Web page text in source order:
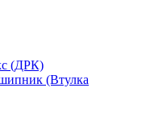
(ДРК)
(Втулка